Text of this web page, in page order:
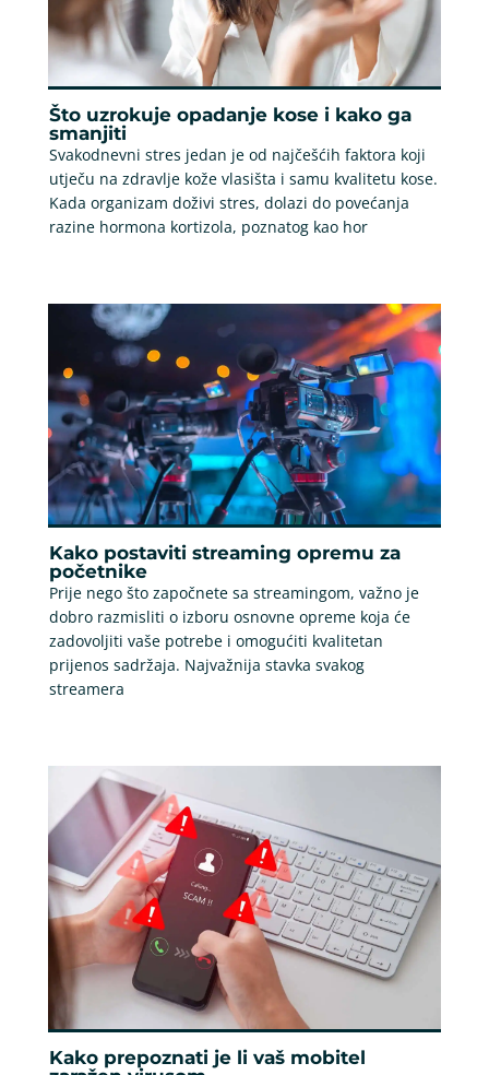
Što uzrokuje opadanje kose i kako ga
smanjiti
Svakodnevni stres jedan je od najčešćih faktora koji
utječu na zdravlje kože vlasišta i samu kvalitetu kose.
Kada organizam doživi stres, dolazi do povećanja
razine hormona kortizola, poznatog kao hor
Kako postaviti streaming opremu za
početnike
Prije nego što započnete sa streamingom, važno je
dobro razmisliti o izboru osnovne opreme koja će
zadovoljiti vaše potrebe i omogućiti kvalitetan
prijenos sadržaja. Najvažnija stavka svakog
streamera
Kako prepoznati je li vaš mobitel